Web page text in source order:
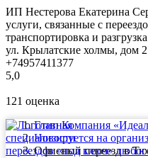
ИП Нестерова Екатерина
услуги, связанные с
транспортировка и
ул. Крылатские холмы, дом
+74957411377
5,0
121 оценка
Главная
Новости
Офисный переезд в